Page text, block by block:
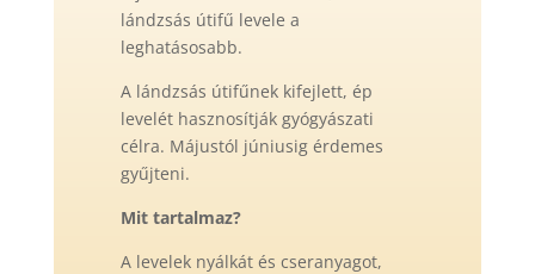
lándzsás útifű levele a
leghatásosabb.
A lándzsás útifűnek kifejlett, ép
levelét hasznosítják gyógyászati
célra. Májustól júniusig érdemes
gyűjteni.
Mit tartalmaz?
A levelek nyálkát és cseranyagot,